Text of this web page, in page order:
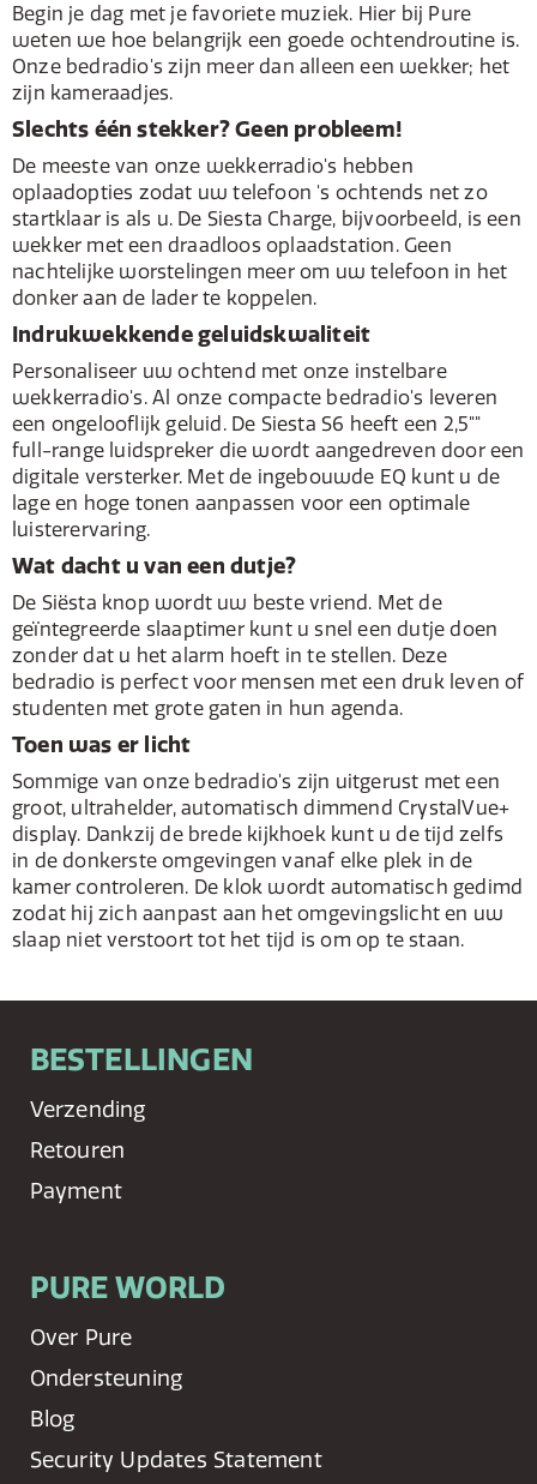
Begin je dag met je favoriete muziek. Hier bij Pure
weten we hoe belangrijk een goede ochtendroutine is.
Onze bedradio's zijn meer dan alleen een wekker; het
zijn kameraadjes.
Slechts één stekker? Geen probleem!
De meeste van onze wekkerradio's hebben
oplaadopties zodat uw telefoon 's ochtends net zo
startklaar is als u. De Siesta Charge, bijvoorbeeld, is een
wekker met een draadloos oplaadstation. Geen
nachtelijke worstelingen meer om uw telefoon in het
donker aan de lader te koppelen.
Indrukwekkende geluidskwaliteit
Personaliseer uw ochtend met onze instelbare
wekkerradio's. Al onze compacte bedradio's leveren
een ongelooflijk geluid. De Siesta S6 heeft een 2,5""
full-range luidspreker die wordt aangedreven door een
digitale versterker. Met de ingebouwde EQ kunt u de
lage en hoge tonen aanpassen voor een optimale
luisterervaring.
Wat dacht u van een dutje?
De Siësta knop wordt uw beste vriend. Met de
geïntegreerde slaaptimer kunt u snel een dutje doen
zonder dat u het alarm hoeft in te stellen. Deze
bedradio is perfect voor mensen met een druk leven of
studenten met grote gaten in hun agenda.
Toen was er licht
Sommige van onze bedradio's zijn uitgerust met een
groot, ultrahelder, automatisch dimmend CrystalVue+
display. Dankzij de brede kijkhoek kunt u de tijd zelfs
in de donkerste omgevingen vanaf elke plek in de
kamer controleren. De klok wordt automatisch gedimd
zodat hij zich aanpast aan het omgevingslicht en uw
slaap niet verstoort tot het tijd is om op te staan.
BESTELLINGEN
Verzending
Retouren
Payment
PURE WORLD
Over Pure
Ondersteuning
Blog
Security Updates Statement